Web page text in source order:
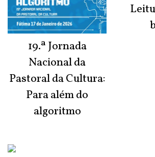
19.ª Jornada
Nacional da
Pastoral da Cultura:
Para além do
algoritmo